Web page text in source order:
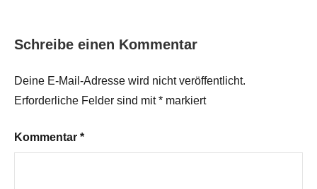
Schreibe einen Kommentar
Deine E-Mail-Adresse wird nicht veröffentlicht.
Erforderliche Felder sind mit* markiert
Kommentar *